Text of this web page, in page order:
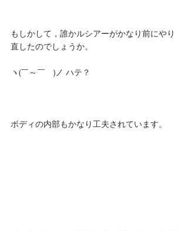
もしかして，誰かルシアーがかなり前にやり
直したのでしょうか。
ヽ(￣～￣　)ノ ハテ？
ボディの内部もかなり工夫されています。